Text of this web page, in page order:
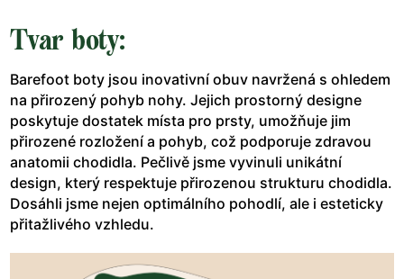
Tvar boty:
Barefoot boty jsou inovativní obuv navržená s ohledem
na přirozený pohyb nohy. Jejich prostorný designe
poskytuje dostatek místa pro prsty, umožňuje jim
přirozené rozložení a pohyb, což podporuje zdravou
anatomii chodidla. Pečlivě jsme vyvinuli unikátní
design, který respektuje přirozenou strukturu chodidla.
Dosáhli jsme nejen optimálního pohodlí, ale i esteticky
přitažlivého vzhledu.